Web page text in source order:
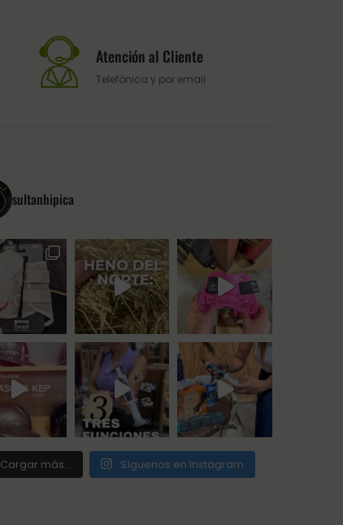
Atención al Cliente
Telefónica y por email
sultanhipica
Cargar más... Síguenos en Instagram